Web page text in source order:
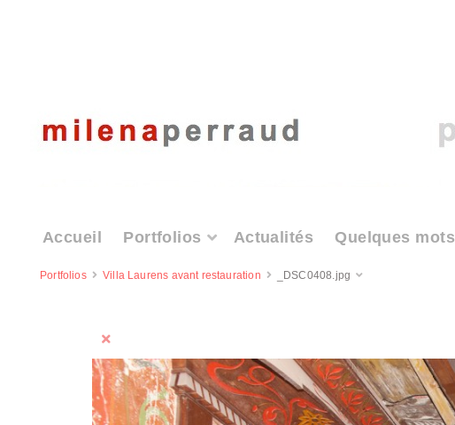
Portfolios Villa Laurens avant restauration _DSC0408.jpg
Accueil Portfolios Actualités Quelques mots